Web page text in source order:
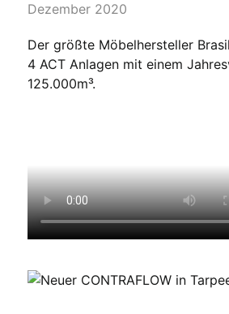
Dezember 2020
Der größte Möbelhersteller
4 ACT Anlagen mit einem
125.000m³.